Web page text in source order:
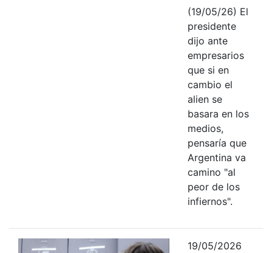
(19/05/26) El
presidente
dijo ante
empresarios
que si en
cambio el
alien se
basara en los
medios,
pensaría que
Argentina va
camino "al
peor de los
infiernos".
19/05/2026